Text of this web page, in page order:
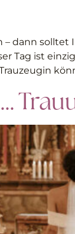
dann
Tag ist